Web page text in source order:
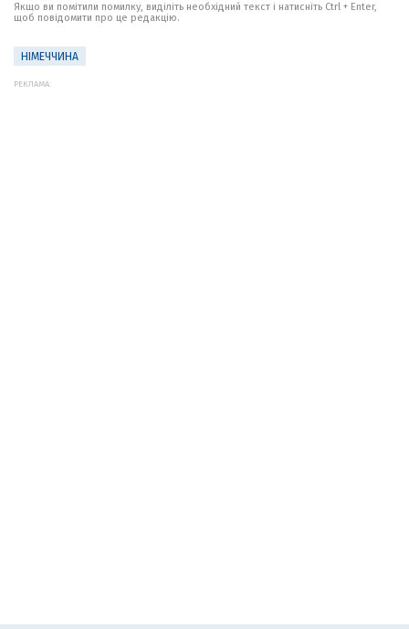
Якщо ви помітили помилку, виділіть необхідний текст і натисніть Ctrl + Enter,
щоб повідомити про це редакцію.
НІМЕЧЧИНА
РЕКЛАМА: